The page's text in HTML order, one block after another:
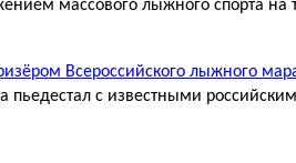
массового лыжного спорта на
Всероссийского лыжного
пьедестал с известными